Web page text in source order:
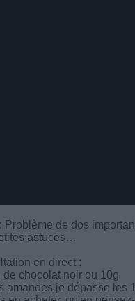
Problème de dos
astuces…
en direct :
chocolat noir ou 10g
je dépasse les